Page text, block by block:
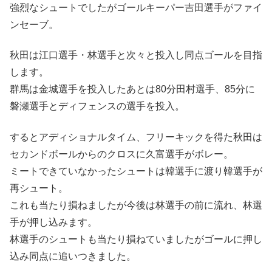
強烈なシュートでしたがゴールキーパー吉田選手がファイ
ンセーブ。
秋田は江口選手・林選手と次々と投入し同点ゴールを目指
します。
群馬は金城選手を投入したあとは80分田村選手、85分に
磐瀬選手とディフェンスの選手を投入。
するとアディショナルタイム、フリーキックを得た秋田は
セカンドボールからのクロスに久富選手がボレー。
ミートできていなかったシュートは韓選手に渡り韓選手が
再シュート。
これも当たり損ねましたが今後は林選手の前に流れ、林選
手が押し込みます。
林選手のシュートも当たり損ねていましたがゴールに押し
込み同点に追いつきました。